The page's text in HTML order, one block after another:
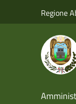
Regione